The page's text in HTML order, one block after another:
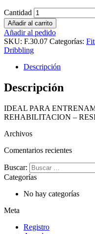
Cantidad
Añadir al carrito
Añadir al pedido
SKU: F.30.07 Categorías:
Dribbling
Descripción
Descripción
IDEAL PARA
REHABILITACION –
Archivos
Comentarios recientes
Buscar:
Categorías
No hay categorías
Meta
Registro